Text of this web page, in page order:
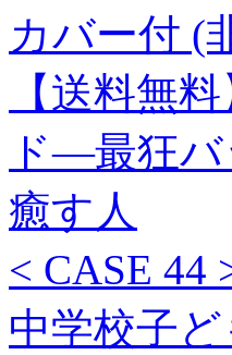
カバー付 (
【送料無
ド—最狂
癒す人
< CASE
中学校子